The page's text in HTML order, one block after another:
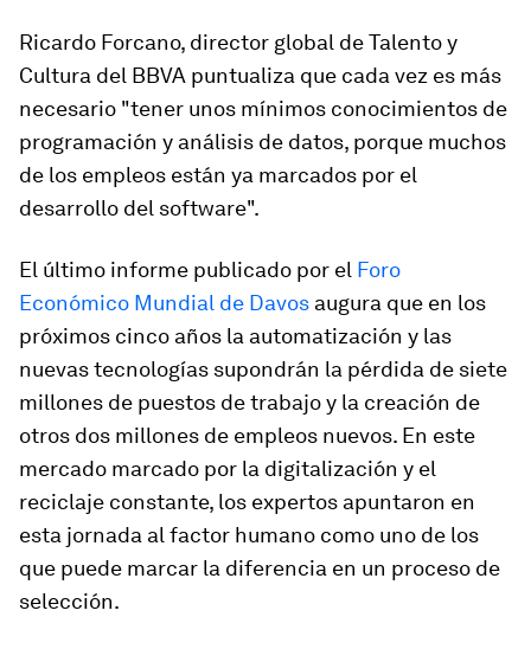
Ricardo Forcano, director global de Talento y
Cultura del BBVA puntualiza que cada vez es más
necesario "tener unos mínimos conocimientos de
programación y análisis de datos, porque muchos
de los empleos están ya marcados por el
desarrollo del software".
El último informe publicado por el Foro
Económico Mundial de Davos augura que en los
próximos cinco años la automatización y las
nuevas tecnologías supondrán la pérdida de siete
millones de puestos de trabajo y la creación de
otros dos millones de empleos nuevos. En este
mercado marcado por la digitalización y el
reciclaje constante, los expertos apuntaron en
esta jornada al factor humano como uno de los
que puede marcar la diferencia en un proceso de
selección.